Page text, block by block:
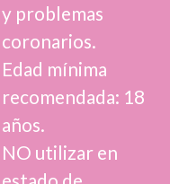
y problemas
coronarios.
Edad mínima
recomendada: 18
años.
NO utilizar en